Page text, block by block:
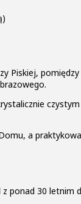
Piskiej,
a
ponad 30 letnim